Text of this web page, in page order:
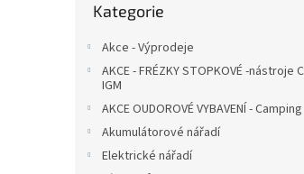
kategorie
Kategorie
Akce - Výprodeje
AKCE - FRÉZKY STOPKOVÉ -nástroje
IGM
AKCE OUDOROVÉ VYBAVENÍ - Camping
Akumulátorové nářadí
Elektrické nářadí